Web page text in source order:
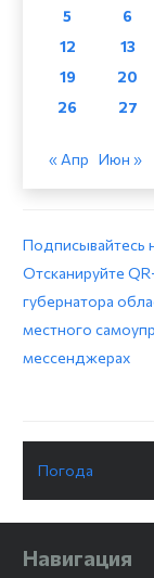
5
6
12
13
19
20
26
27
« Апр Июн »
Подписывайтесь
Отсканируйте
губернатора
местного
мессенджерах
Погода
Навигация